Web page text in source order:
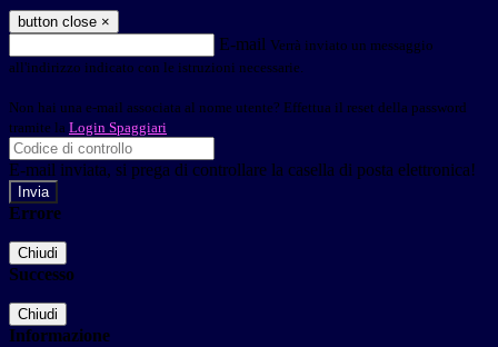
button close ×
E-mail Verrà inviato un messaggio
all'indirizzo indicato con le istruzioni necessarie.
Non hai una e-mail associata al nome utente? Effettua il reset della password
tramite la Login Spaggiari
E-mail inviata, si prega di controllare la casella di posta elettronica!
Errore
Chiudi
Successo
Chiudi
Informazione